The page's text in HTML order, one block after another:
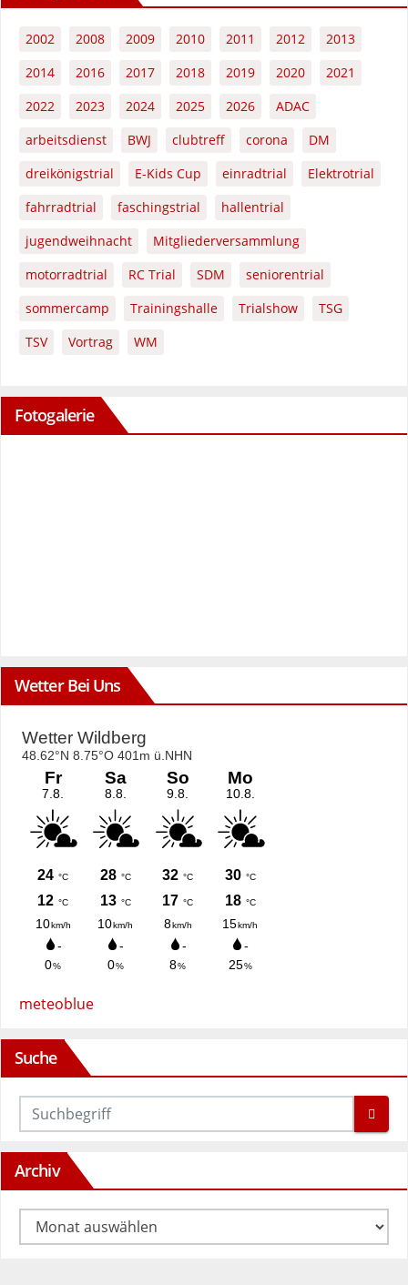
2002 2008 2009 2010 2011 2012
2013
2014
2016 2017 2018 2019 2020
2021
2022
2023 2024 2025 2026
ADAC
arbeitsdienst
BWJ clubtreff corona
DM
dreikönigstrial
E-Kids Cup einradtrial
Elektrotrial
fahrradtrial
faschingstrial
hallentrial
jugendweihnacht
Mitgliederversammlung
motorradtrial
RC Trial SDM
seniorentrial
sommercamp
Trainingshalle Trialshow
TSG
TSV
Vortrag WM
Fotogalerie
Wetter Bei Uns
meteoblue
Suche
Archiv
Archiv